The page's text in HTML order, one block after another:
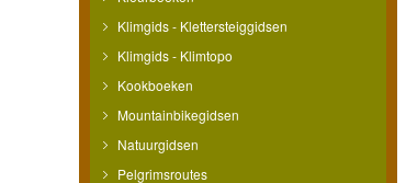
Klimgids - Klettersteiggidsen
Klimgids - Klimtopo
Kookboeken
Mountainbikegidsen
Natuurgidsen
Pelgrimsroutes